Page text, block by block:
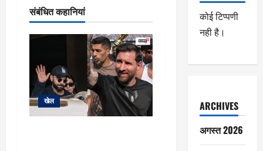
संबंधित कहानियां
खेल
कोई टिप्पणी
नही है।
ARCHIVES
अगस्त 2026